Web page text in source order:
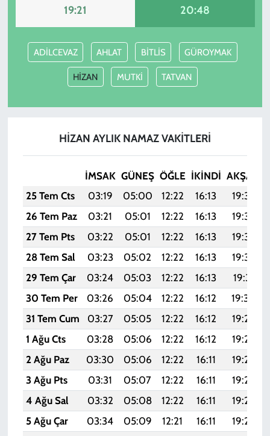
19:21 20:48
ADİLCEVAZ AHLAT BİTLİS GÜROYMAK
HİZAN MUTKİ TATVAN
HİZAN AYLIK NAMAZ VAKITLERI
İMSAK GÜNEŞ ÖĞLE İKINDI AKŞAM
25 Tem Cts
03:19 05:00 12:22 16:13 19:34
26 Tem Paz
03:21 05:01 12:22 16:13 19:33
27 Tem Pts
03:22 05:01 12:22 16:13 19:32
28 Tem Sal
03:23 05:02 12:22 16:13 19:32
29 Tem Çar
03:24 05:03 12:22 16:13 19:31
30 Tem Per
03:26 05:04 12:22 16:12 19:30
31 Tem Cum
03:27 05:05 12:22 16:12 19:29
1 Ağu Cts
03:28 05:06 12:22 16:12 19:28
2 Ağu Paz
03:30 05:06 12:22 16:11 19:27
3 Ağu Pts
03:31 05:07 12:22 16:11 19:26
4 Ağu Sal
03:32 05:08 12:22 16:11 19:25
5 Ağu Çar
03:34 05:09 12:21 16:11 19:24